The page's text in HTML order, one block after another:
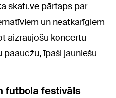
skatuve pārtaps par
un neatkarīgiem
aizraujošu koncertu
paaudžu, īpaši jauniešu
futbola festivāls